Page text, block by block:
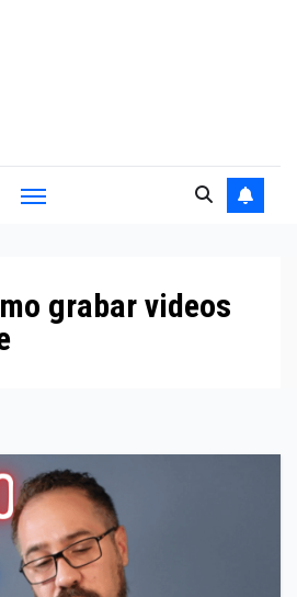
grabar videos